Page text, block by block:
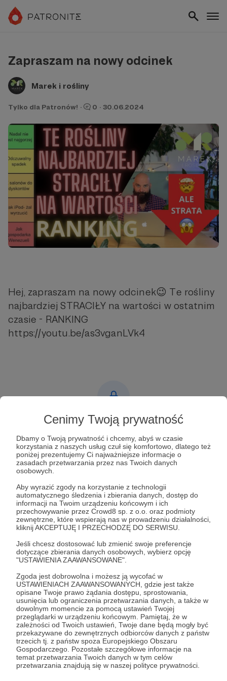
Cenimy Twoją prywatność
Dbamy o Twoją prywatność i chcemy, abyś w czasie
korzystania z naszych usług czuł się komfortowo, dlatego też
poniżej prezentujemy Ci najważniejsze informacje o
zasadach przetwarzania przez nas Twoich danych
osobowych.
Aby wyrazić zgody na korzystanie z technologii
automatycznego śledzenia i zbierania danych, dostęp do
informacji na Twoim urządzeniu końcowym i ich
przechowywanie przez Crowd8 sp. z o.o. oraz podmioty
zewnętrzne, które wspierają nas w prowadzeniu działalności,
kliknij AKCEPTUJĘ I PRZECHODZĘ DO SERWISU.
Jeśli chcesz dostosować lub zmienić swoje preferencje
dotyczące zbierania danych osobowych, wybierz opcję
"USTAWIENIA ZAAWANSOWANE".
Zgoda jest dobrowolna i możesz ją wycofać w
USTAWIENIACH ZAAWANSOWANYCH, gdzie jest także
opisane Twoje prawo żądania dostępu, sprostowania,
usunięcia lub ograniczenia przetwarzania danych, a także w
dowolnym momencie za pomocą ustawień Twojej
przeglądarki w urządzeniu końcowym. Pamiętaj, że w
zależności od Twoich ustawień, Twoje dane będą mogły być
przekazywane do zewnętrznych odbiorców danych z państw
trzecich tj. z państw spoza Europejskiego Obszaru
Gospodarczego. Pozostałe szczegółowe informacje na
temat przetwarzania Twoich danych w tym celów
przetwarzania znajdują się w naszej polityce prywatności.
Zapraszam na nowy odcinek
Marek i rośliny
Tylko dla Patronów! · 0 · 30.06.2024
Hej, zapraszam na nowy odcinek😉 Te rośliny
najbardziej STRACIŁY na wartości w ostatnim
czasie - RANKING
https://youtu.be/as3vganLVk4
Post dostępny tylko dla Patronów
Aby zobaczyć ten materiał musisz być zalogowany
Zaloguj się
Udostępnij
Marek i rośliny
Zobacz profil autora
Zobacz również